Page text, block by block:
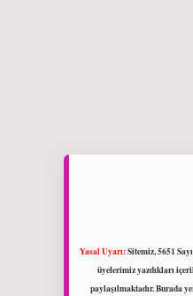
Yasal Uyarı:Sitemiz, 5651
üyelerimiz yazdıkları
paylaşılmaktadır. Burada